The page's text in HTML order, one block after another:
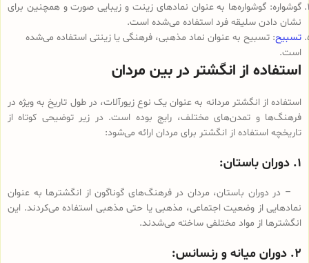
گوشواره: گوشواره‌ها به عنوان نمادهای زینت و زیبایی صورت و همچنین برای
نشان دادن سلیقه فرد استفاده می‌شده است.
تسبیح: تسبیح به عنوان نماد مذهبی، فرهنگی یا زینتی استفاده می‌شده
است.
استفاده از انگشتر در بین مردان
استفاده از انگشتر مردانه به عنوان یک نوع زیورآلات، در طول تاریخ به ویژه در
فرهنگ‌ها و تمدن‌های مختلف، رایج بوده است. در زیر توضیحی کوتاه از
تاریخچه استفاده از انگشتر برای مردان ارائه می‌شود:
۱. دوران باستان:
– در دوران باستان، مردان در فرهنگ‌های گوناگون از انگشترها به عنوان
نمادهایی از وضعیت اجتماعی، مذهبی یا حتی مذهبی استفاده می‌کردند. این
انگشترها از مواد مختلفی ساخته می‌شدند.
۲. دوران میانه و رنسانس: